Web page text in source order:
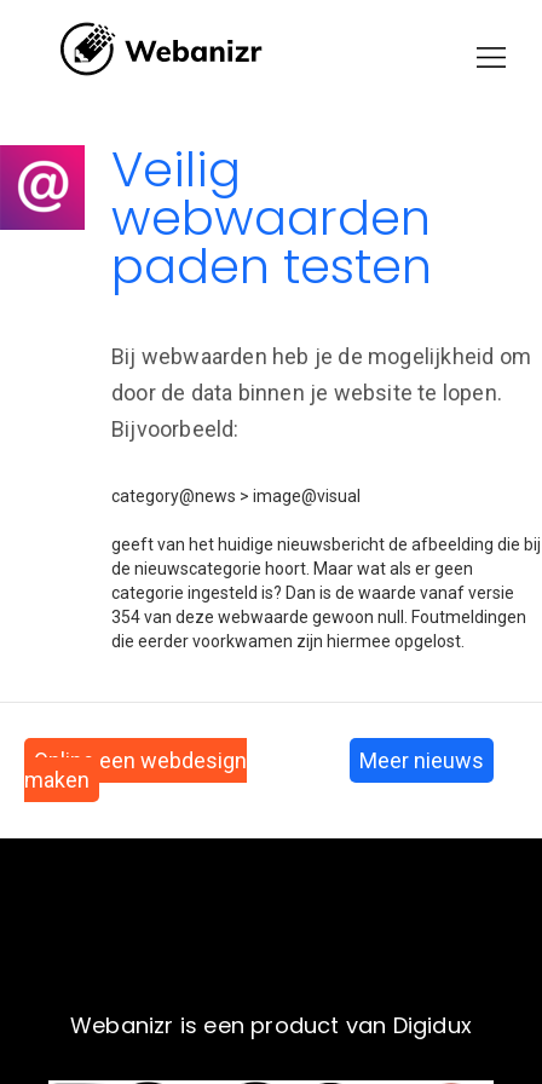
Veilig
webwaarden
paden testen
Bij webwaarden heb je de mogelijkheid om
door de data binnen je website te lopen.
Bijvoorbeeld:
category@news > image@visual
geeft van het huidige nieuwsbericht de afbeelding die bij
de nieuwscategorie hoort. Maar wat als er geen
categorie ingesteld is? Dan is de waarde vanaf versie
354 van deze webwaarde gewoon null. Foutmeldingen
die eerder voorkwamen zijn hiermee opgelost.
Online een webdesign
maken
Meer nieuws
Webanizr is een product van Digidux